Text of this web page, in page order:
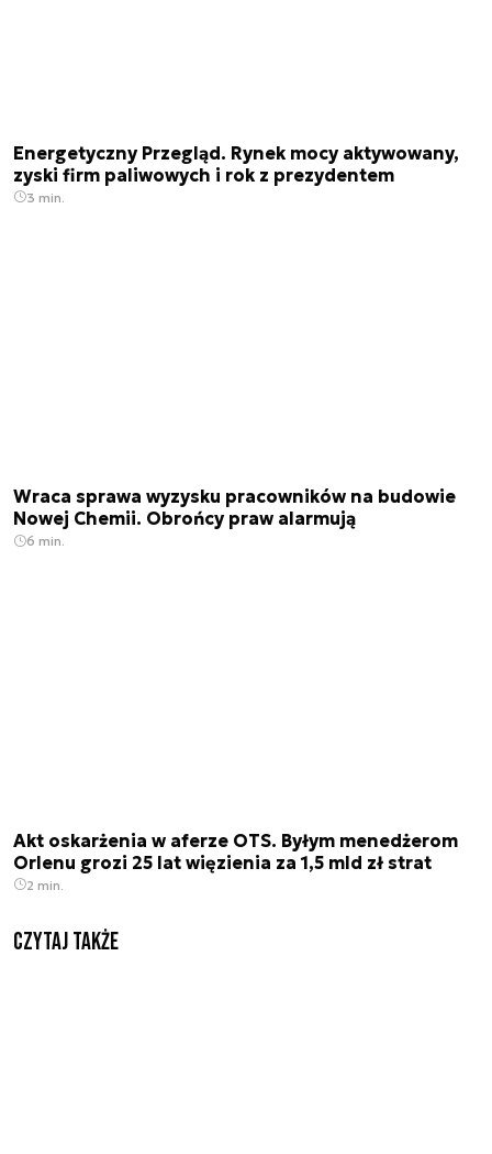
Energetyczny Przegląd. Rynek mocy aktywowany,
zyski firm paliwowych i rok z prezydentem
3 min.
Wraca sprawa wyzysku pracowników na budowie
Nowej Chemii. Obrońcy praw alarmują
6 min.
Akt oskarżenia w aferze OTS. Byłym menedżerom
Orlenu grozi 25 lat więzienia za 1,5 mld zł strat
2 min.
Czytaj także